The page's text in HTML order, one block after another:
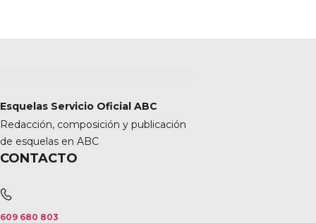
Esquelas Servicio Oficial ABC
Redacción, composición y publicación
de esquelas en ABC
CONTACTO
609 680 803